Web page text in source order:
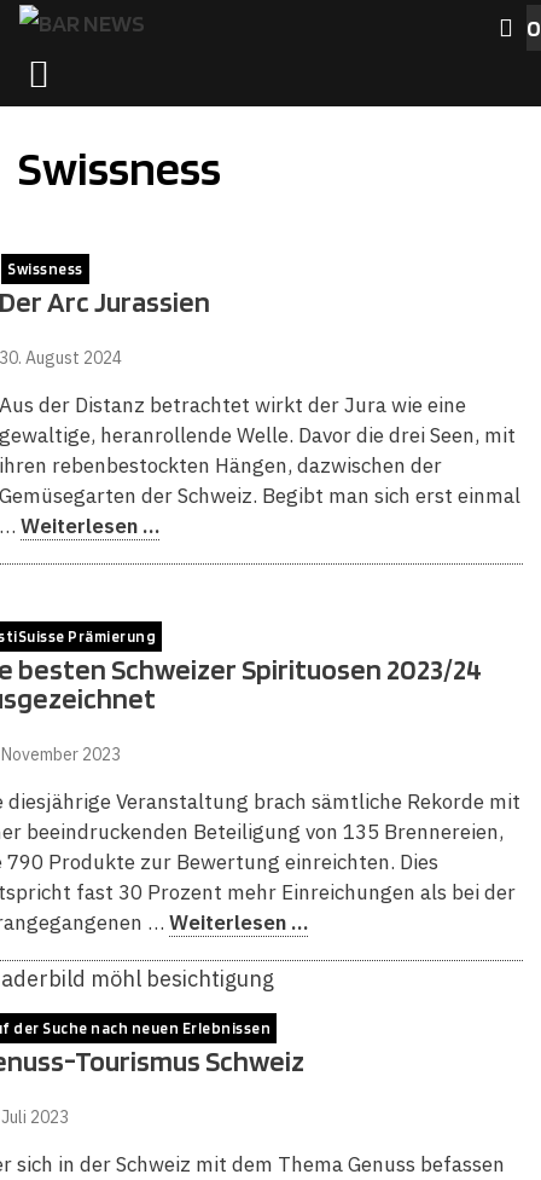
Zum
springen
0
Swissness
Swissness
Der Arc Jurassien
30. August 2024
Aus der Distanz betrachtet wirkt der Jura wie eine
gewaltige, heranrollende Welle. Davor die drei Seen, mit
ihren rebenbestockten Hängen, dazwischen der
Gemüsegarten der Schweiz. Begibt man sich erst einmal
… Weiterlesen …
Prämierung
besten Schweizer Spirituosen 2023/24
2023
diesjährige Veranstaltung brach sämtliche Rekorde mit
beeindruckenden Beteiligung von 135 Brennereien,
790 Produkte zur Bewertung einreichten. Dies
fast 30 Prozent mehr Einreichungen als bei der
… Weiterlesen …
der Suche nach neuen Erlebnissen
Tourismus Schweiz
2023
sich in der Schweiz mit dem Thema Genuss befassen